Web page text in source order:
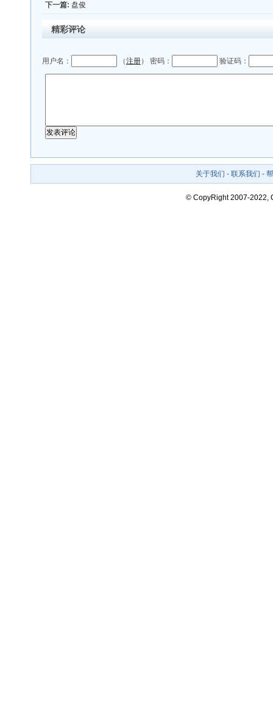
下一篇: 盘俊
精彩评论
用户名： （注册） 密码： 验证码：
关于我们 - 联系我们 -
© CopyRight 2007-2022,